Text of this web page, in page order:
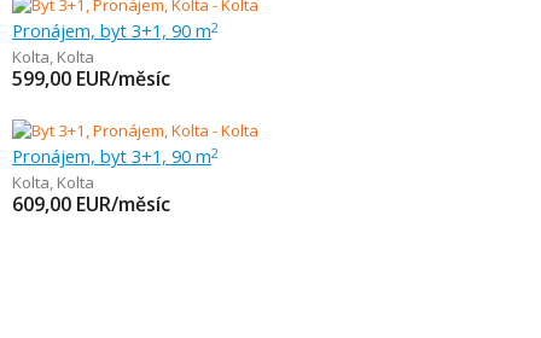
Pronájem, byt 3+1, 90 m2
Kolta, Kolta
599,00 EUR/měsíc
Pronájem, byt 3+1, 90 m2
Kolta, Kolta
609,00 EUR/měsíc